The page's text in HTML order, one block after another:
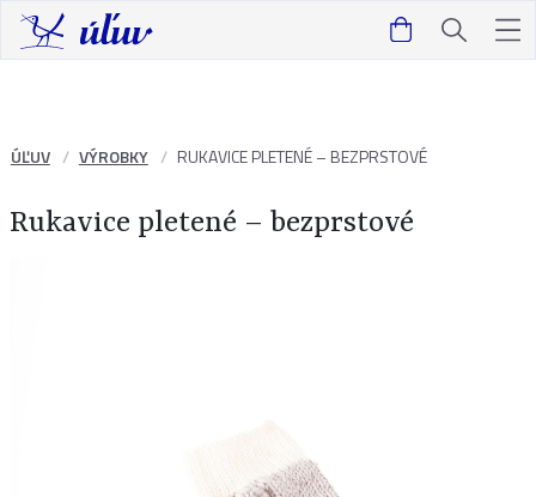
ÚĽUV VÝROBKY RUKAVICE PLETENÉ – BEZPRSTOVÉ
Rukavice pletené – bezprstové